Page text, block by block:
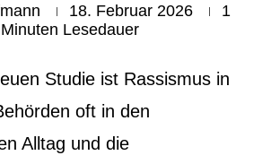
18. Februar 2026
1
Minuten Lesedauer
Studie ist Rassismus in
oft in den
Alltag und die